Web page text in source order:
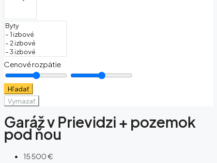
Cenové rozpätie
Hľadať
Vymazať
Garáž v Prievidzi + pozemok
pod ňou
15 500 €